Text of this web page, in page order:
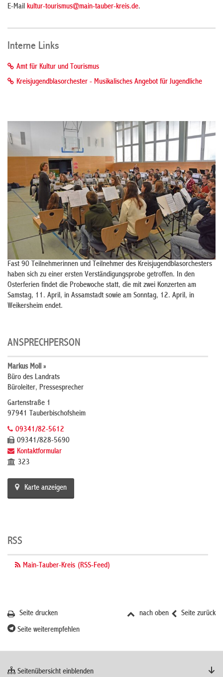
E-Mail kultur-tourismus@main-tauber-kreis.de.
Interne Links
Amt für Kultur und Tourismus
Kreisjugendblasorchester - Musikalisches Angebot für Jugendliche
Fast 90 Teilnehmerinnen und Teilnehmer des Kreisjugendblasorchesters
haben sich zu einer ersten Verständigungsprobe getroffen. In den
Osterferien findet die Probewoche statt, die mit zwei Konzerten am
Samstag, 11. April, in Assamstadt sowie am Sonntag, 12. April, in
Weikersheim endet.
ANSPRECHPERSON
Markus Moll »
Büro des Landrats
Büroleiter, Pressesprecher
Gartenstraße 1
97941 Tauberbischofsheim
09341/82-5612
09341/828-5690
Kontaktformular
323
Karte anzeigen
RSS
Main-Tauber-Kreis (RSS-Feed)
Seite zurück
nach oben
Seite drucken
Seite weiterempfehlen
Seitenübersicht einblenden